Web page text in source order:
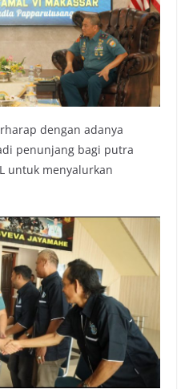
dengan adanya
penunjang bagi putra
untuk menyalurkan